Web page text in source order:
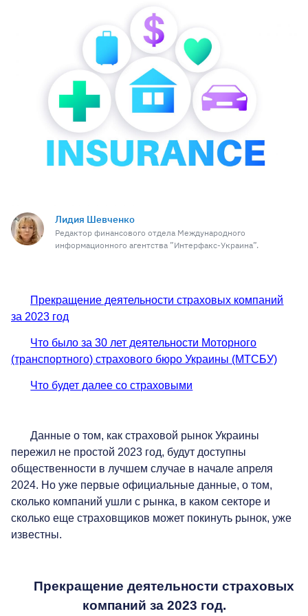
Лидия Шевченко
Редактор финансового отдела Международного
информационного агентства ”Интерфакс-Украина”.
Прекращение деятельности страховых компаний
за 2023 год
Что было за 30 лет деятельности Моторного
(транспортного) страхового бюро Украины (МТСБУ)
Что будет далее со страховыми
Данные о том, как страховой рынок Украины
пережил не простой 2023 год, будут доступны
общественности в лучшем случае в начале апреля
2024. Но уже первые официальные данные, о том,
сколько компаний ушли с рынка, в каком секторе и
сколько еще страховщиков может покинуть рынок, уже
известны.
Прекращение деятельности страховых
компаний за 2023 год.